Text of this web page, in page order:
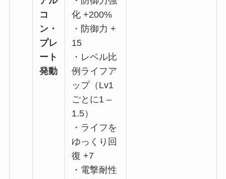
コ
ン・
プレ
ート
発動
化 +200%
・防御力 +
15
・レベル比
例ライフア
ップ（Lv1
ごとに1 –
1.5）
・ライフを
ゆっくり回
復 +7
・電撃耐性